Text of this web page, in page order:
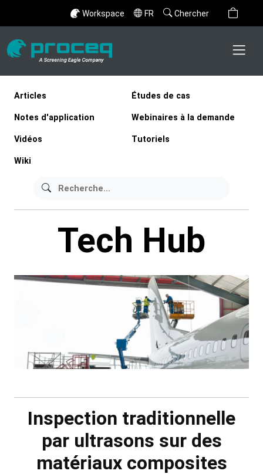
Workspace FR Chercher
Articles Études de cas
Notes d'application Webinaires à la demande
Vidéos Tutoriels
Wiki
Tech Hub
Inspection traditionnelle
par ultrasons sur des
matériaux composites